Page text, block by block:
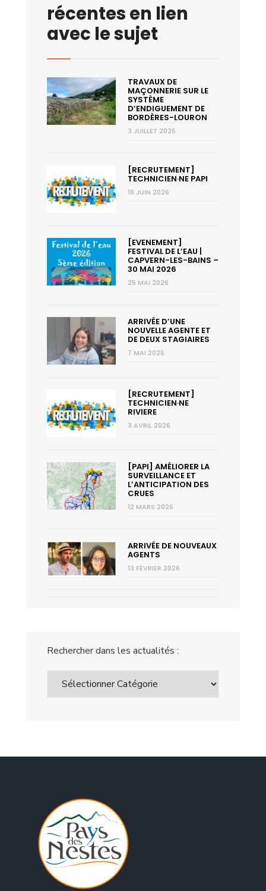
récentes en lien
avec le sujet
TRAVAUX DE
MAÇONNERIE SUR LE
SYSTÈME
D’ENDIGUEMENT DE
BORDÈRES-LOURON
3 JUILLET 2026
[RECRUTEMENT]
TECHNICIEN·NE PAPI
18 JUIN 2026
[EVENEMENT]
FESTIVAL DE L’EAU |
CAPVERN-LES-BAINS –
30 MAI 2026
25 MAI 2026
ARRIVÉE D’UNE
NOUVELLE AGENTE ET
DE DEUX STAGIAIRES
7 MAI 2026
[RECRUTEMENT]
TECHNICIEN·NE
RIVIERE
3 AVRIL 2026
[PAPI] AMÉLIORER LA
SURVEILLANCE ET
L’ANTICIPATION DES
CRUES
12 MARS 2026
ARRIVÉE DE NOUVEAUX
AGENTS
13 FÉVRIER 2026
Rechercher dans les actualités :